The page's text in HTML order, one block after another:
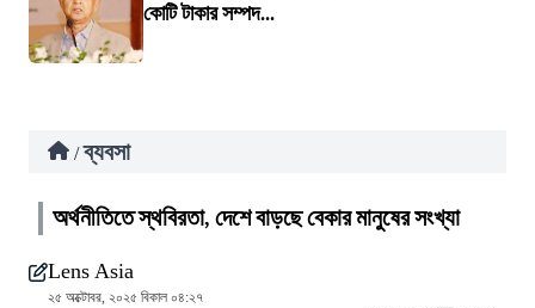
কোটি টাকার সম্পদ...
/ ব্যবসা
অর্থনীতিতে স্থবিরতা, দেশে বাড়ছে বেকার মানুষের সংখ্যা
Lens Asia
২৫ অক্টোবর, ২০২৫ বিকাল ০৪:২৭